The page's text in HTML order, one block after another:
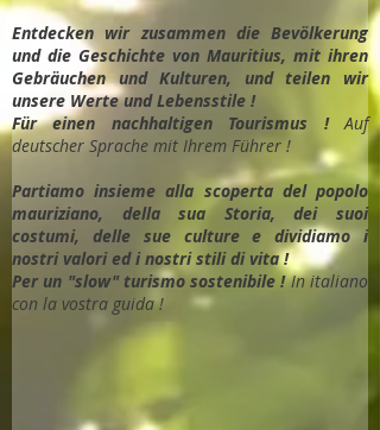
Entdecken wir zusammen die Bevölkerung
und die Geschichte von Mauritius, mit ihren
Gebräuchen und Kulturen, und teilen wir
unsere Werte und Lebensstile !
Für einen nachhaltigen Tourismus !Auf
deutscher Sprache mit Ihrem Führer !
Partiamo insieme alla scoperta del popolo
mauriziano, della sua Storia, dei suoi
costumi, delle sue culture e dividiamo i
nostri valori ed i nostri stili di vita !
Per un "slow" turismo sostenibile !In italiano
con la vostra guida !